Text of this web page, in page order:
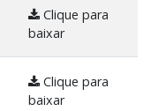
Clique para
baixar
Clique para
baixar